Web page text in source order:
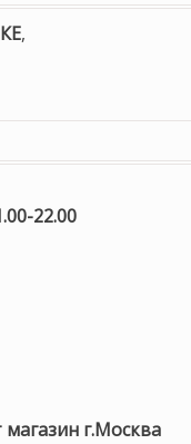
,
22.00
г.Москва